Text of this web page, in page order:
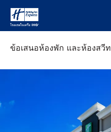
ข้อเสนอห้องพัก และห้องสวีท